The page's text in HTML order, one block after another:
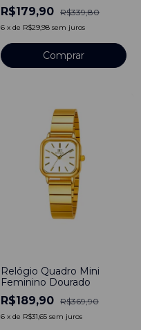
R$179,90 R$339,80
6 x de R$29,98 sem juros
Relógio Quadro Mini
Feminino Dourado
R$189,90 R$369,90
6 x de R$31,65 sem juros